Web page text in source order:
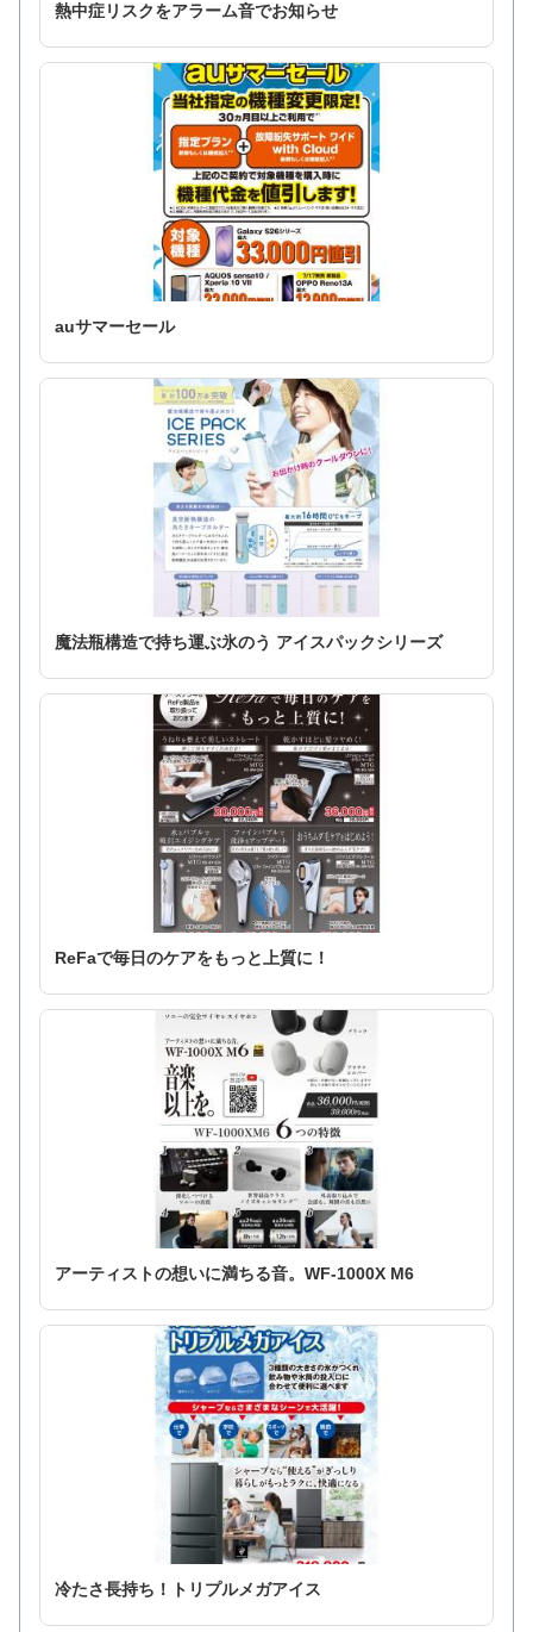
熱中症リスクをアラーム音でお知らせ
auサマーセール
魔法瓶構造で持ち運ぶ氷のう アイスパックシリーズ
ReFaで毎日のケアをもっと上質に！
アーティストの想いに満ちる音。WF-1000X M6
冷たさ長持ち！トリプルメガアイス